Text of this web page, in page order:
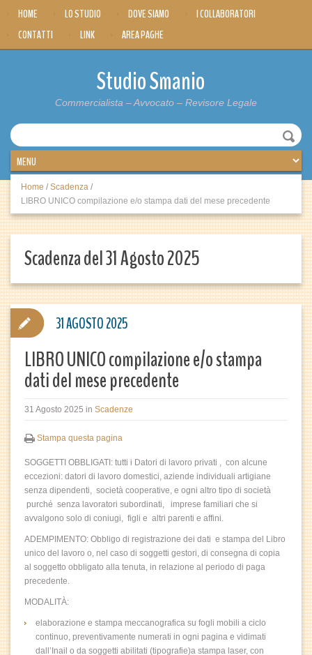
HOME LO STUDIO DOVE SIAMO
I COLLABORATORI
CONTATTI
LINK AREA PAGHE
Studio Smanio
Commercialista – Avvocato – Revisore Legale
Home / Scadenza /
LIBRO UNICO compilazione e/o stampa dati del mese precedente
Scadenza del 31 Agosto 2025
LIBRO UNICO compilazione e/o stampa
dati del mese precedente
31 Agosto 2025 in Scadenze
Stampa questa pagina
SOGGETTI OBBLIGATI: tutti i Datori di lavoro privati , con alcune
eccezioni: datori di lavoro domestici, aziende individuali artigiane
senza dipendenti, società cooperative, e ogni altro tipo di società
purché senza lavoratori subordinati, imprese familiari che si
avvalgono solo di coniugi, figli e altri parenti e affini.
ADEMPIMENTO: Obbligo di registrazione dei dati e stampa del Libro
unico del lavoro o, nel caso di soggetti gestori, di consegna di copia
al soggetto obbligato alla tenuta, in relazione al periodo di paga
precedente.
MODALITÀ:
elaborazione e stampa meccanografica su fogli mobili a ciclo
continuo, preventivamente numerati in ogni pagina e vidimati
dall’Inail o da soggetti abilitati (tipografie)a stampa laser, con
31 AGOSTO 2025